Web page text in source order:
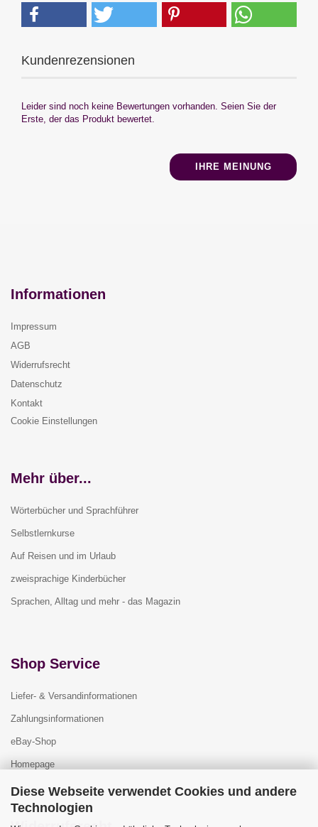
Diese Webseite verwendet Cookies und andere
Technologien
Kundenrezensionen
Leider sind noch keine Bewertungen vorhanden. Seien Sie der
Erste, der das Produkt bewertet.
IHRE MEINUNG
Informationen
Impressum
AGB
Widerrufsrecht
Datenschutz
Kontakt
Cookie Einstellungen
Mehr über...
Wörterbücher und Sprachführer
Selbstlernkurse
Auf Reisen und im Urlaub
zweisprachige Kinderbücher
Sprachen, Alltag und mehr - das Magazin
Shop Service
Liefer- & Versandinformationen
Zahlungsinformationen
eBay-Shop
Homepage